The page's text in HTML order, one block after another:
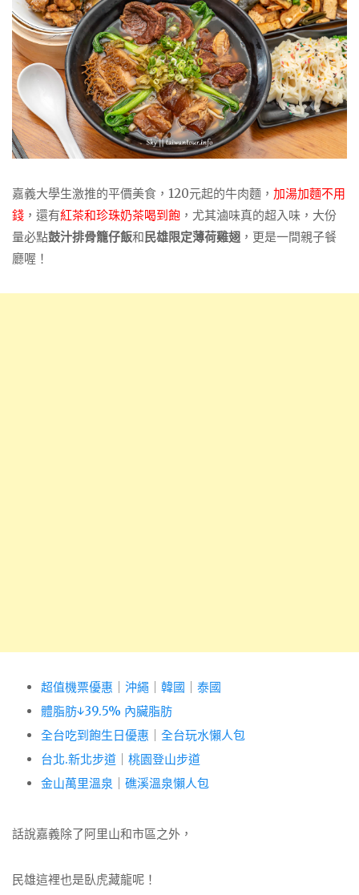
嘉義大學生激推的平價美食，120元起的牛肉麵， 加湯加麵不用
錢 ，還有紅茶和珍珠奶茶喝到飽 ，尤其滷味真的超入味，大份
量必點鼓汁排骨籠仔飯和民雄限定薄荷雞翅 ，更是一間親子餐
廳喔！
超值機票優惠 沖繩 韓國
泰國
體脂肪↓39.5% 內臟脂肪
全台吃到飽生日優惠
全台玩水懶人包
台北.新北步道
桃園登山步道
金山萬里溫泉
礁溪溫泉懶人包
話說嘉義除了阿里山和市區之外，
民雄這裡也是臥虎藏龍呢！